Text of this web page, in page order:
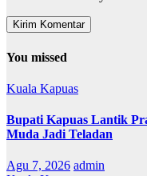
You missed
Kuala Kapuas
Bupati Kapuas Lantik
Muda Jadi Teladan
Agu 7, 2026 admin